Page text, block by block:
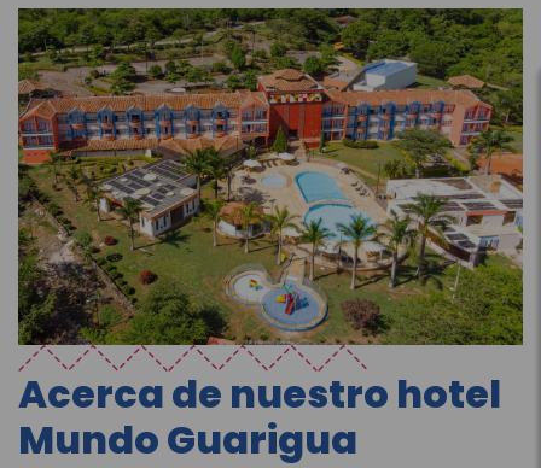
Acerca de nuestro hotel
Mundo Guarigua